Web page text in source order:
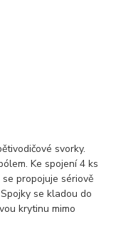
svorky.
Ke spojení 4 ks
propojuje sériově
se kladou do
krytinu mimo